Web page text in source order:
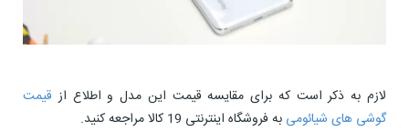
لازم به ذکر است که برای مقایسه قیمت این مدل و اطلاع از قیمت
گوشی های شیائومی به فروشگاه اینترنتی 19 کالا مراجعه کنید.